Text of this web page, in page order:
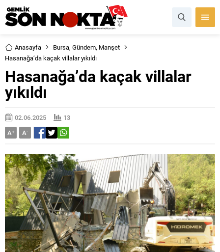
Anasayfa Bursa, Gündem, Manşet
Hasanağa’da kaçak villalar yıkıldı
Hasanağa’da kaçak villalar
yıkıldı
02.06.2025
13
A+ A-